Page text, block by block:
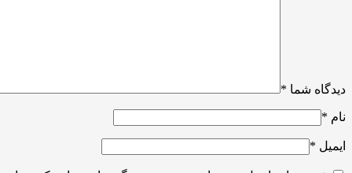
دیدگاه شما *
نام *
ایمیل *